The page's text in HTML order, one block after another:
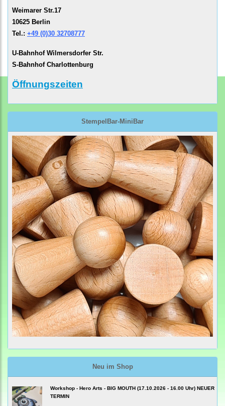
Weimarer Str.17
10625 Berlin
Tel.: +49 (0)30 32708777
U-Bahnhof Wilmersdorfer Str.
S-Bahnhof Charlottenburg
Öffnungszeiten
StempelBar-MiniBar
Neu im Shop
Workshop - Hero Arts - BIG MOUTH (17.10.2026 - 16.00 Uhr) NEUER
TERMIN